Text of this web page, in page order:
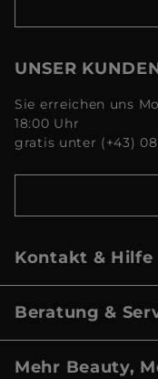
UNSER
Sie erreichen uns
18:00 Uhr
gratis unter (+43)
Kontakt & Hilfe
Beratung &
Mehr Beauty,